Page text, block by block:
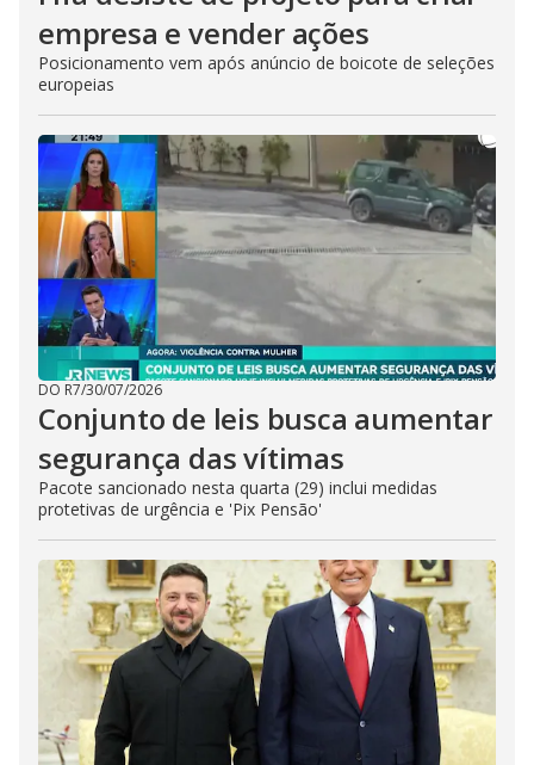
empresa e vender ações
Posicionamento vem após anúncio de boicote de seleções
europeias
DO R7/30/07/2026
Conjunto de leis busca aumentar
segurança das vítimas
Pacote sancionado nesta quarta (29) inclui medidas
protetivas de urgência e 'Pix Pensão'